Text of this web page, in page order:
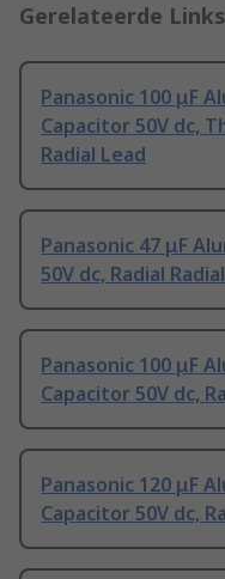
Gerelateerde Links
Panasonic 100 μF
Capacitor 50V dc,
Radial Lead
Panasonic 47 μF
50V dc, Radial
Panasonic 100 μF
Capacitor 50V dc,
Panasonic 120 μF
Capacitor 50V dc,